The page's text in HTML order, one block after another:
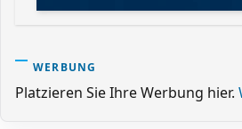
WERBUNG
Platzieren Sie Ihre Werbung hier.